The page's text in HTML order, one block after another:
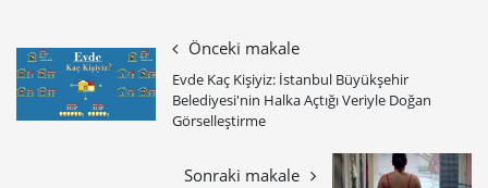
Önceki makale
Evde Kaç Kişiyiz: İstanbul Büyükşehir
Belediyesi'nin Halka Açtığı Veriyle Doğan
Görselleştirme
Sonraki makale